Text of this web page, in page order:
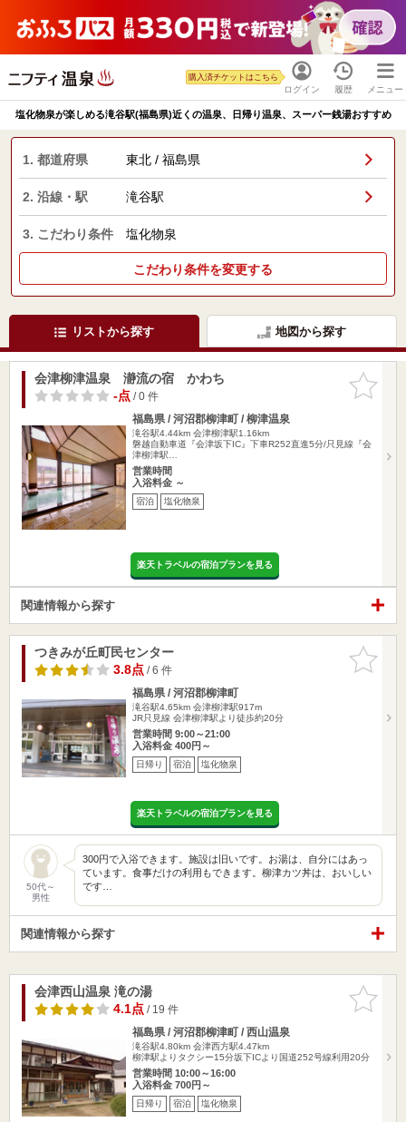
ログイン
購入済チケットはこちら
履歴 メニュー
塩化物泉が楽しめる滝谷駅(福島県)近くの温泉、日帰り温泉、スーパー銭湯おすすめ
1. 都道府県 東北 / 福島県
2. 沿線・駅 滝谷駅
3. こだわり条件 塩化物泉
こだわり条件を変更する
リストから探す 地図から探す
お気に入
りに追加
会津柳津温泉 瀞流の宿 かわち
-点/ 0 件
福島県 / 河沼郡柳津町 / 柳津温泉
滝谷駅4.44km 会津柳津駅1.16km
磐越自動車道『会津坂下IC』下車R252直進5分/只見線『会
津柳津駅…
営業時間
入浴料金 ～
宿泊 塩化物泉
楽天トラベルの宿泊プランを見る
関連情報から探す
お気に入
りに追加
つきみが丘町民センター
3.8点/ 6 件
福島県 / 河沼郡柳津町
滝谷駅4.65km 会津柳津駅917m
JR只見線 会津柳津駅より徒歩約20分
営業時間 9:00～21:00
入浴料金 400円～
日帰り 宿泊 塩化物泉
楽天トラベルの宿泊プランを見る
50代～
男性
300円で入浴できます。施設は旧いです。お湯は、自分にはあっ
ています。食事だけの利用もできます。柳津カツ丼は、おいしい
です…
関連情報から探す
お気に入
りに追加
会津西山温泉 滝の湯
4.1点/ 19 件
福島県 / 河沼郡柳津町 / 西山温泉
滝谷駅4.80km 会津西方駅4.47km
柳津駅よりタクシー15分坂下ICより国道252号線利用20分
営業時間 10:00～16:00
入浴料金 700円～
日帰り 宿泊 塩化物泉